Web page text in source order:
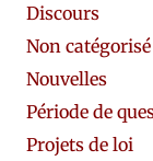
Discours
Non catégorisé
Nouvelles
Période de
Projets de loi